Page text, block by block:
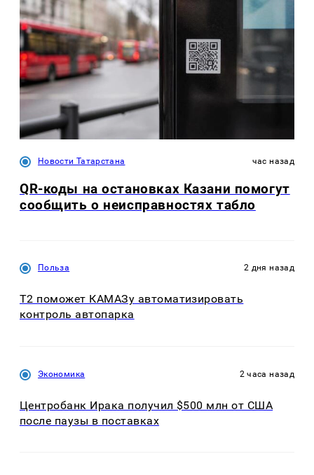
Новости Татарстана час назад
QR-коды на остановках Казани помогут
сообщить о неисправностях табло
Польза 2 дня назад
T2 поможет КАМАЗу автоматизировать
контроль автопарка
Экономика 2 часа назад
Центробанк Ирака получил $500 млн от США
после паузы в поставках